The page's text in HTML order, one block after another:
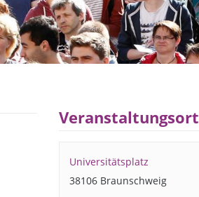
Veranstaltungsort
Universitätsplatz
38106 Braunschweig